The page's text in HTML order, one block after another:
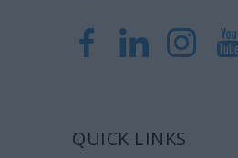
QUICK LINKS